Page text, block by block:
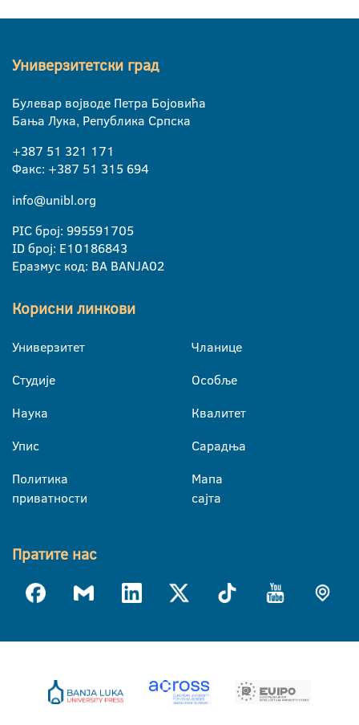
Универзитетски град
Булевар војводе Петра Бојовића
Бања Лука, Република Српска
+387 51 321 171
Факс: +387 51 315 694
info@unibl.org
PIC број: 995591705
ID број: E10186843
Еразмус код: BA BANJA02
Корисни линкови
Универзитет
Студије
Наука
Упис
Политика
приватности
Чланице
Особље
Квалитет
Сарадња
Мапа
сајта
Пратите нас